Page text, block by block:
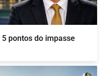
pontos do impasse